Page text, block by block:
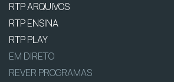
RTP ARQUIVOS
RTP ENSINA
RTP PLAY
EM DIRETO
REVER PROGRAMAS